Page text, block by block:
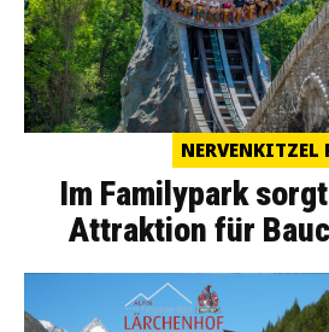
NERVENKITZEL
Im Familypark
Attraktion für